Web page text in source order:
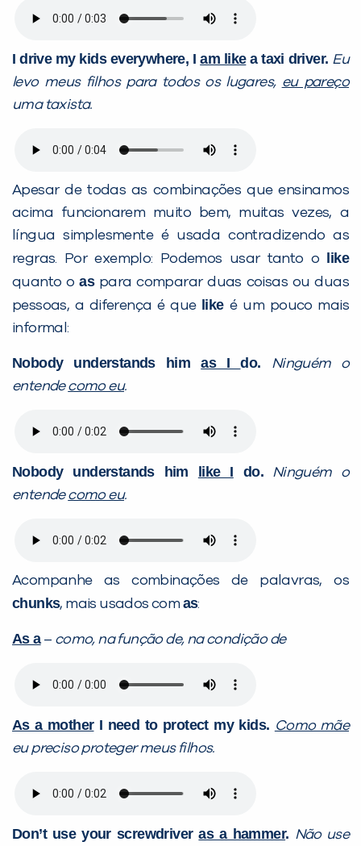
I drive my kids everywhere, Iam likea taxi driver. Eu
levo meus filhos para todos os lugares, eu pareço
uma taxista.
Apesar de todas as combinações que ensinamos
acima funcionarem muito bem, muitas vezes, a
língua simplesmente é usada contradizendo as
regras. Por exemplo: Podemos usar tanto o
like
quanto oaspara comparar duas coisas ou duas
pessoas, a diferença é que
likeé um pouco mais
informal:
Nobody understands himas Ido.
Ninguém o
entendecomo eu.
Nobody understands him like I do.
Ninguém o
entendecomo eu.
Acompanhe as combinações de palavras, os
chunks, mais usados com as:
As a– como, na função de, na condição de
As a motherI need to protect my kids. Como mãe
eu preciso proteger meus filhos.
Don’t use your screwdriveras a hammer. Não use